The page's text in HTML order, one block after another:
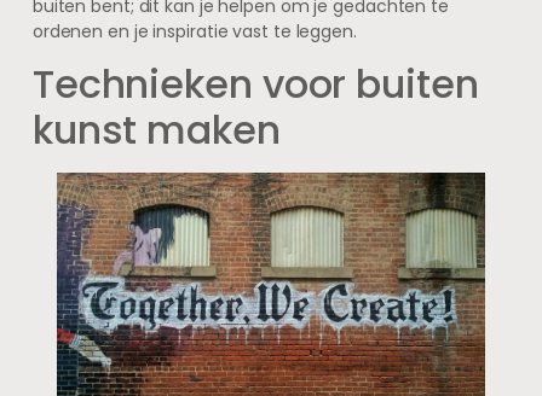
buiten bent; dit kan je helpen om je gedachten te
ordenen en je inspiratie vast te leggen.
Technieken voor buiten
kunst maken